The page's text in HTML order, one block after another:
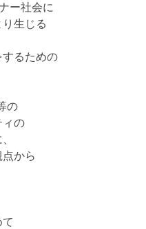
ー社会に
生じる
るための
の
ィの
から